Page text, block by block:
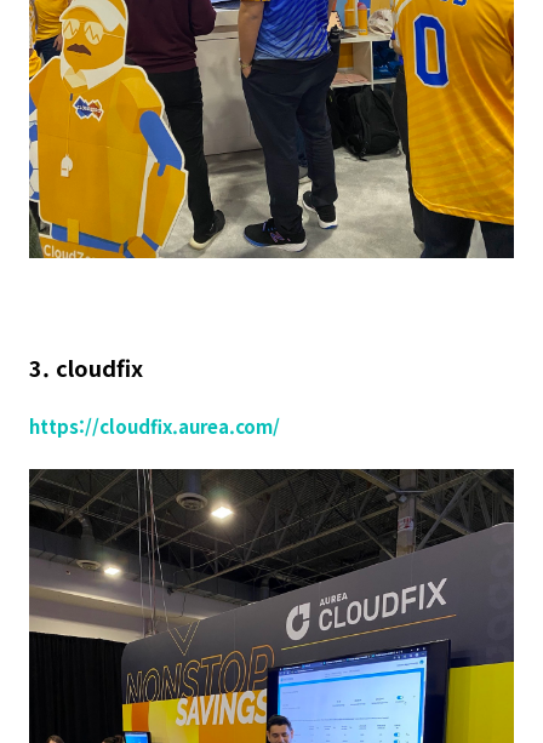
3. cloudfix
https://cloudfix.aurea.com/